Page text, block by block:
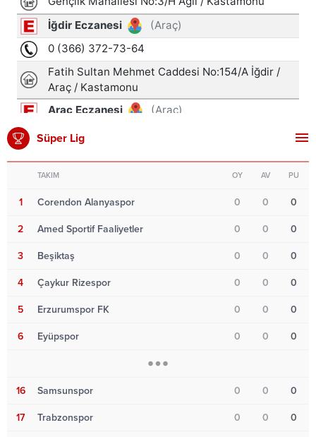
Süper Lig
TAKIM OY AV PU
1 Corendon Alanyaspor 0 0 0
2 Amed Sportif Faaliyetler 0 0 0
3 Beşiktaş 0 0 0
4 Çaykur Rizespor 0 0 0
5 Erzurumspor FK 0 0 0
6 Eyüpspor 0 0 0
16 Samsunspor 0 0 0
17 Trabzonspor 0 0 0